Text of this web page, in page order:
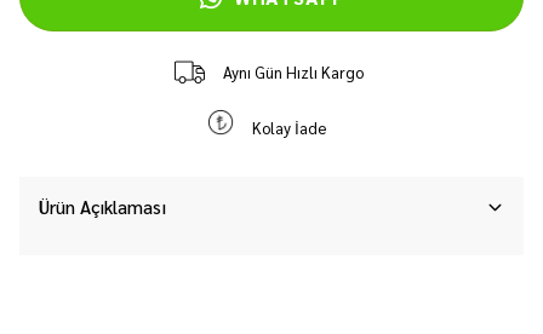
Aynı Gün Hızlı Kargo
Kolay İade
Ürün Açıklaması